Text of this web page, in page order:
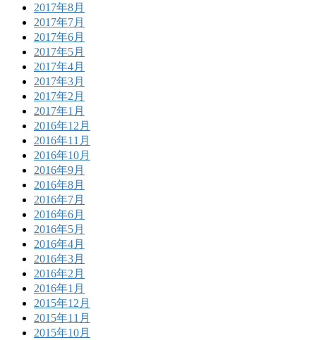
2017年8月
2017年7月
2017年6月
2017年5月
2017年4月
2017年3月
2017年2月
2017年1月
2016年12月
2016年11月
2016年10月
2016年9月
2016年8月
2016年7月
2016年6月
2016年5月
2016年4月
2016年3月
2016年2月
2016年1月
2015年12月
2015年11月
2015年10月